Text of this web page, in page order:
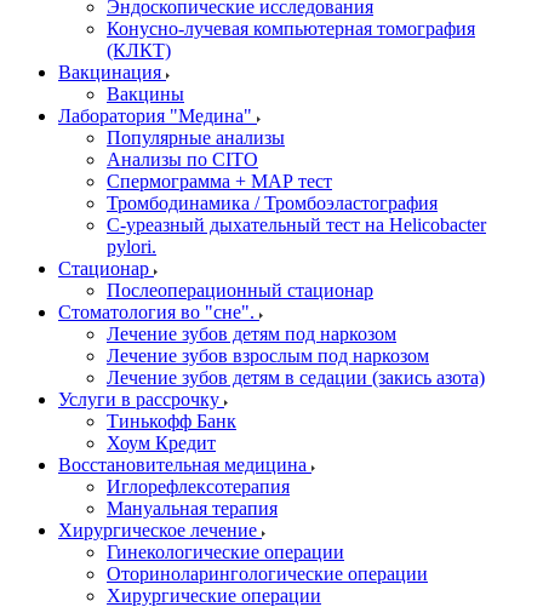
Эндоскопические исследования
Конусно-лучевая компьютерная томография
(КЛКТ)
Вакцинация
Вакцины
Лаборатория "Медина"
Популярные анализы
Анализы по CITO
Спермограмма + МАР тест
Тромбодинамика / Тромбоэластография
С-уреазный дыхательный тест на Helicobacter
pylori.
Стационар
Послеоперационный стационар
Стоматология во "сне".
Лечение зубов детям под наркозом
Лечение зубов взрослым под наркозом
Лечение зубов детям в седации (закись азота)
Услуги в рассрочку
Тинькофф Банк
Хоум Кредит
Восстановительная медицина
Иглорефлексотерапия
Мануальная терапия
Хирургическое лечение
Гинекологические операции
Оториноларингологические операции
Хирургические операции